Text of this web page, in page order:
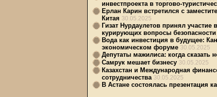
инвестпроекта в торгово-
Ерлан Карин встретился с
Китая 30.05.2025
Гизат Нурдаулетов принял
курирующих вопросы безопасности
Вода как инвестиция в будущее:
экономическом форуме 30.05.2025
Депутаты мажилиса: когда сказать
Самрук мешает бизнесу 30.05.2025
Казахстан и Международная
сотрудничества 30.05.2025
В Астане состоялась презентация